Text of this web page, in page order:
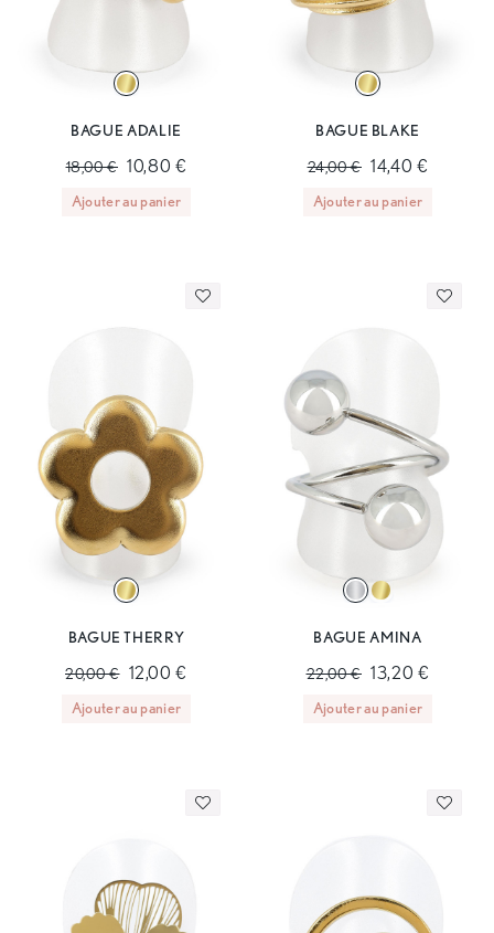
BAGUE ADALIE
18,00 € 10,80 €
Ajouter au panier
BAGUE BLAKE
24,00 € 14,40 €
Ajouter au panier
BAGUE THERRY
20,00 € 12,00 €
Ajouter au panier
BAGUE AMINA
22,00 € 13,20 €
Ajouter au panier